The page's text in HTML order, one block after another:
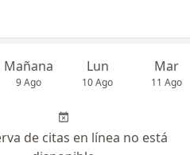
Mañana
9 Ago
Lun
10 Ago
Mar
11 Ago
de citas en línea no está